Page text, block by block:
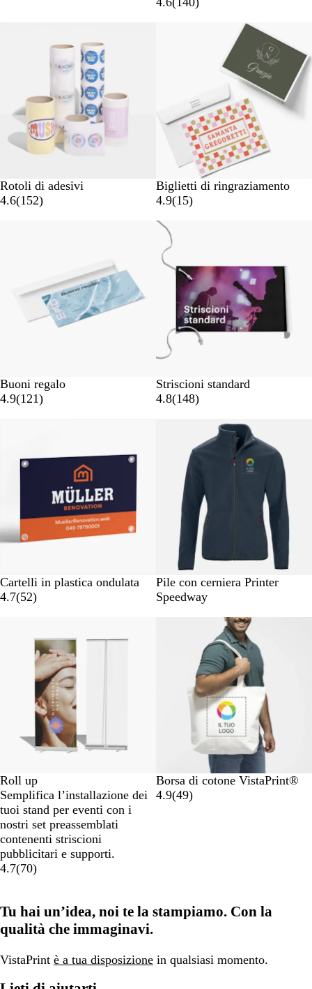
Rotoli di adesivi
4.6(152)
Biglietti di ringraziamento
4.9(15)
Buoni regalo
4.9(121)
Nuove opzioni
Striscioni standard
4.8(148)
Cartelli in plastica ondulata
4.7(52)
B
i
G
r
B
l
N
e
Pile con cerniera Printer
Speedway
Roll up
Semplifica l’installazione dei
tuoi stand per eventi con i
nostri set preassemblati
contenenti striscioni
pubblicitari e supporti.
4.7(70)
Nuove opzioni
Borsa di cotone VistaPrint®
4.9(49)
Tu hai un’idea, noi te la stampiamo. Con la
qualità che immaginavi.
VistaPrint è a tua disposizione in qualsiasi momento.